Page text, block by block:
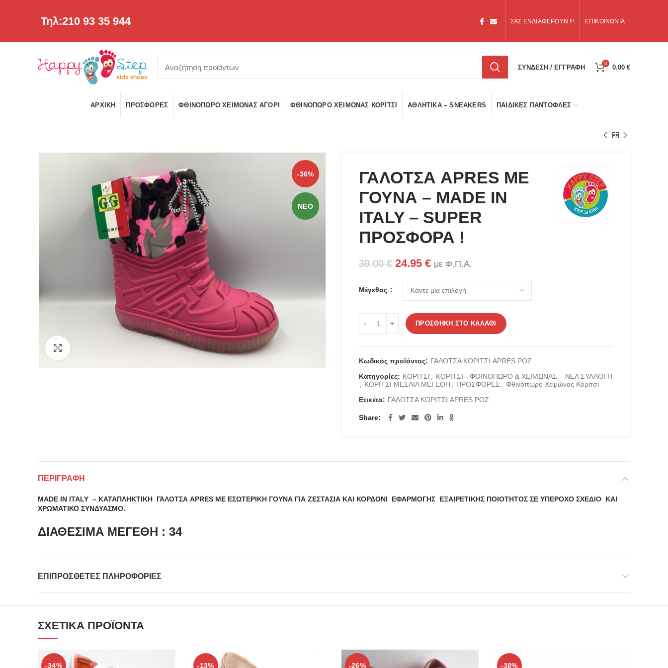
Τηλ:210 93 35 944 ΣΑΣ ΕΝΔΙΑΦΕΡΟΥΝ !!! ΕΠΙΚΟΙΝΩΝΙΑ
ΣΥΝΔΕΣΗ / ΕΓΓΡΑΦΗ 0 0.00 €
ΑΡΧΙΚΉ ΠΡΟΣΦΟΡΕΣ ΦΘΙΝΌΠΩΡΟ ΧΕΙΜΏΝΑΣ ΑΓΌΡΙ ΦΘΙΝΌΠΩΡΟ ΧΕΙΜΏΝΑΣ ΚΟΡΊΤΣΙ ΑΘΛΗΤΙΚΆ – SNEAKERS ΠΑΙΔΙΚΈΣ ΠΑΝΤΌΦΛΕΣ
-36%
ΝΕΟ
ΓΑΛΟΤΣΑ APRES ΜΕ
ΓΟΥΝΑ – MADE IN
ITALY – SUPER
ΠΡΟΣΦΟΡΑ !
39.00€ Original
was:
39.00 €.
24.95 €Η
τιμή
είναι:
24.95 €.
με Φ.Π.Α.
Μέγεθος
ΓΑΛΟΤΣΑ APRES ΜΕ ΓΟΥΝΑ - MADE IN ITALY - SUPER ΠΡΟΣΦΟΡΑ ! ποσότητα
ΠΡΟΣΘΉΚΗ ΣΤΟ ΚΑΛΆΘΙ
Κωδικός προϊόντος: ΓΑΛΟΤΣΑ ΚΟΡΙΤΣΙ APRES ΡΟΖ
Κατηγορίες: ΚΟΡΙΤΣΙ
ΚΟΡΙΤΣΙ - ΦΘΙΝΟΠΩΡΟ & ΧΕΙΜΩΝΑΣ – ΝΕΑ ΣΥΛΛΟΓΗ
ΚΟΡΙΤΣΙ ΜΕΣΑΙΑ ΜΕΓΕΘΗ ΠΡΟΣΦΟΡΕΣ
Φθινόπωρο Χειμώνας Κορίτσι
Ετικέτα: ΓΑΛΟΤΣΑ ΚΟΡΙΤΣΙ APRES ΡΟΖ
Share
ΠΕΡΙΓΡΑΦΉ
MADE IN ITALY – ΚΑΤΑΠΛΗΚΤΙΚΗ ΓΑΛΟΤΣΑ APRES ΜΕ ΕΣΩΤΕΡΙΚΗ ΓΟΥΝΑ ΓΙΑ ΖΕΣΤΑΣΙΑ ΚΑΙ ΚΟΡΔΟΝΙ ΕΦΑΡΜΟΓΗΣ ΕΞΑΙΡΕΤΙΚΗΣ ΠΟΙΟΤΗΤΟΣ ΣΕ ΥΠΕΡΟΧΟ ΣΧΕΔΙΟ ΚΑΙ
ΧΡΩΜΑΤΙΚΟ ΣΥΝΔΥΑΣΜΟ.
ΔΙΑΘΕΣΙΜΑ ΜΕΓΕΘΗ : 34
ΕΠΙΠΡΌΣΘΕΤΕΣ ΠΛΗΡΟΦΟΡΊΕΣ
ΣΧΕΤΙΚΆ ΠΡΟΪΌΝΤΑ
-34% -13% -26% -38%